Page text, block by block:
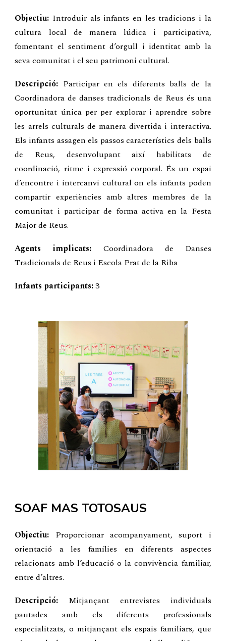
Objectiu: Introduir als infants en les tradicions i la
cultura local de manera lúdica i participativa,
fomentant el sentiment d’orgull i identitat amb la
seva comunitat i el seu patrimoni cultural.
Descripció: Participar en els diferents balls de la
Coordinadora de danses tradicionals de Reus és una
oportunitat única per per explorar i aprendre sobre
les arrels culturals de manera divertida i interactiva.
Els infants assagen els passos característics dels balls
de Reus, desenvolupant així habilitats de
coordinació, ritme i expressió corporal. És un espai
d’encontre i intercanvi cultural on els infants poden
compartir experiències amb altres membres de la
comunitat i participar de forma activa en la Festa
Major de Reus.
Agents implicats: Coordinadora de Danses
Tradicionals de Reus i Escola Prat de la Riba
Infants participants:3
SOAF MAS TOTOSAUS
Objectiu: Proporcionar acompanyament, suport i
orientació a les famílies en diferents aspectes
relacionats amb l’educació o la convivència familiar,
entre d’altres.
Descripció: Mitjançant
entrevistes individuals
pautades amb els diferents professionals
especialitzats, o mitjançant els espais familiars, que